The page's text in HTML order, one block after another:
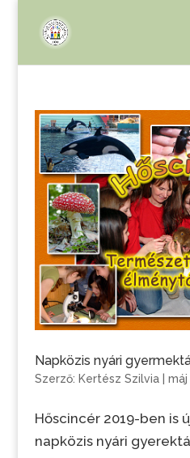
Napközis nyári
Szerző: Kertész Szilvia| máj
Hőscincér 2019-ben is
napközis nyári